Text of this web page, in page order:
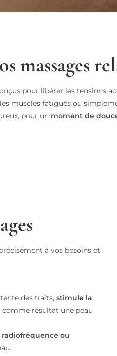
massages
pour libérer les tensions
muscles fatigués ou
pour un moment de
à vos besoins et
des traits, stimule la
comme résultat une peau
radiofréquence ou